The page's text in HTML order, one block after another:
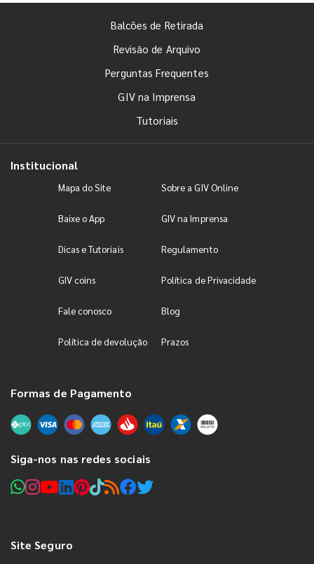
Balcões de Retirada
Revisão de Arquivo
Perguntas Frequentes
GIV na Imprensa
Tutoriais
Institucional
Mapa do Site Sobre a GIV Online
Baixe o App GIV na Imprensa
Dicas e Tutoriais Regulamento
GIV coins Política de Privacidade
Fale conosco Blog
Política de devolução Prazos
Formas de Pagamento
Siga-nos nas redes sociais
Site Seguro